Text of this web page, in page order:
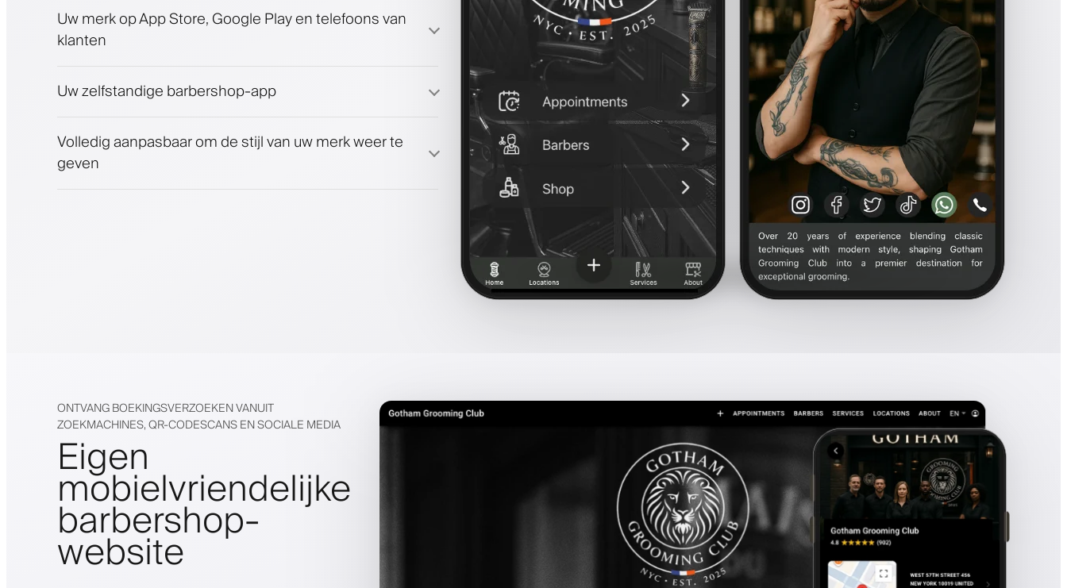
Betalingen, waarborgsom
Verkoop schoonheidsproducten
Uw merk op App Store, Google Play en telefoons van
klanten
Uw zelfstandige barbershop-app
Volledig aanpasbaar om de stijl van uw merk weer te
geven
ONTVANG BOEKINGSVERZOEKEN VANUIT
ZOEKMACHINES, QR-CODESCANS EN SOCIALE MEDIA
Eigen
mobielvriendelijke
barbershop-
website